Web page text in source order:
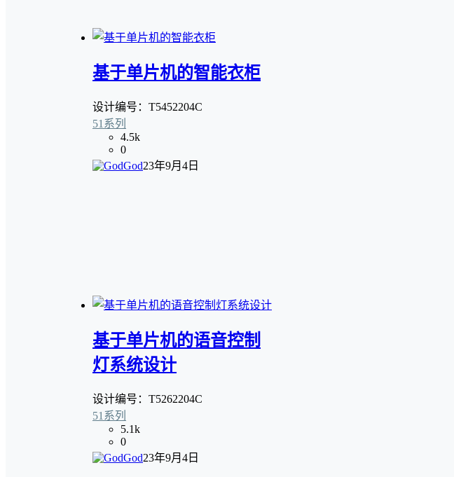
基于单片机的智能衣柜
设计编号：T5452204C
51系列
4.5k
0
God23年9月4日
基于单片机的语音控制
灯系统设计
设计编号：T5262204C
51系列
5.1k
0
God23年9月4日